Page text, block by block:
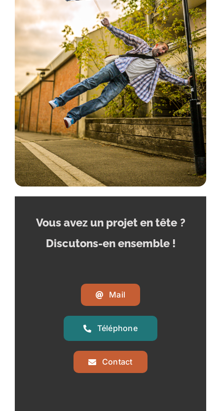
Vous avez un projet en tête ?
Discutons-en ensemble !
Mail
Téléphone
Contact